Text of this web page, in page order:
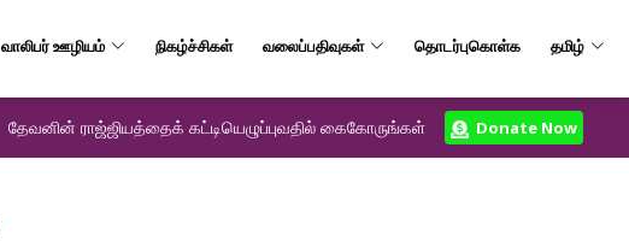
வாலிபர் ஊழியம் நிகழ்ச்சிகள் வலைப்பதிவுகள் தொடர்புகொள்க தமிழ்
தேவனின் ராஜ்ஜியத்தைக் கட்டியெழுப்புவதில் கைகோருங்கள் Donate Now